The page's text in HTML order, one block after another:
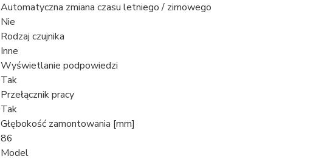
Automatyczna zmiana czasu letniego / zimowego
Nie
Rodzaj czujnika
Inne
Wyświetlanie podpowiedzi
Tak
Przełącznik pracy
Tak
Głębokość zamontowania [mm]
86
Model